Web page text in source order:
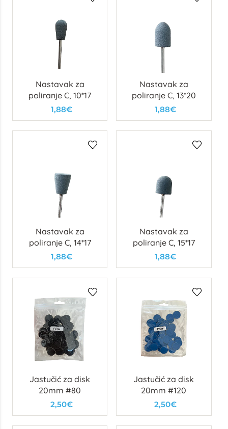
Nastavak za
poliranje C, 10*17
1,88€
Nastavak za
poliranje C, 13*20
1,88€
Nastavak za
poliranje C, 14*17
1,88€
Nastavak za
poliranje C, 15*17
1,88€
Jastučić za disk
20mm #80
2,50€
Jastučić za disk
20mm #120
2,50€